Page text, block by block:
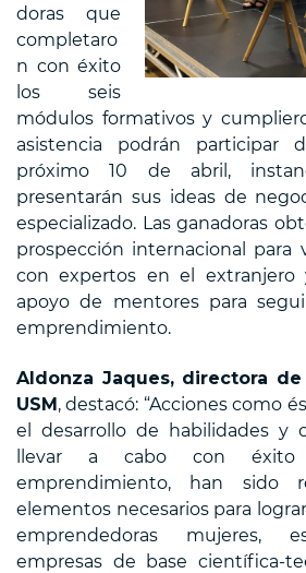
doras que
completaro
n con éxito
los seis
módulos formativos y
asistencia podrán participar
próximo 10 de abril,
presentarán sus ideas de
especializado. Las ganadoras
prospección internacional para
con expertos en el extranjero
apoyo de mentores para
emprendimiento.
Aldonza Jaques, directora
USM, destacó: “Acciones como
el desarrollo de habilidades y
llevar a cabo con
emprendimiento, han sido
elementos necesarios para
emprendedoras mujeres,
empresas de base científica-